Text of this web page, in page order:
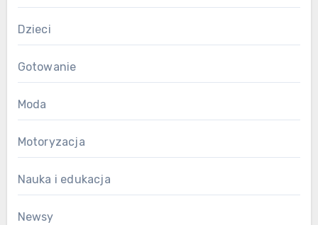
Dzieci
Gotowanie
Moda
Motoryzacja
Nauka i edukacja
Newsy